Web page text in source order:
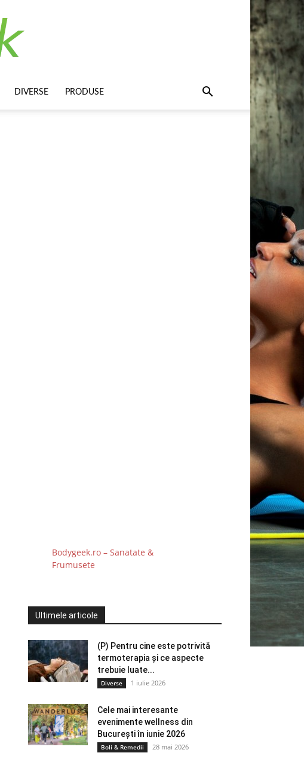
DIVERSE PRODUSE
Bodygeek.ro – Sanatate &
Frumusete
Ultimele articole
(P) Pentru cine este potrivită
termoterapia și ce aspecte
trebuie luate...
Diverse 1 iulie 2026
Cele mai interesante
evenimente wellness din
București în iunie 2026
Boli & Remedii 28 mai 2026